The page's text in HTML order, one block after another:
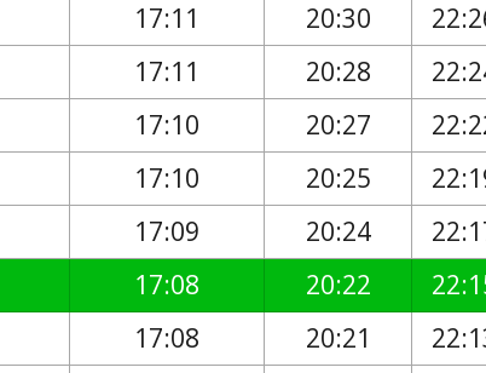
17:11 20:30
17:11 20:28
17:10 20:27
17:10 20:25
17:09 20:24
17:08 20:22
17:08 20:21